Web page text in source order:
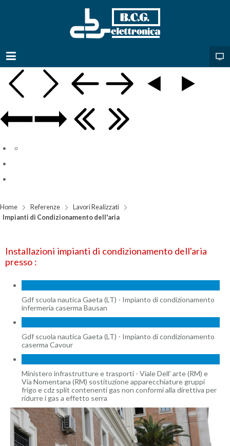
Home Referenze
Lavori Realizzati
Impianti di Condizionamento dell'aria
Installazioni impianti di condizionamento dell'aria
presso :
Gdf scuola nautica Gaeta (LT) - Impianto di condizionamento
infermeria caserma Bausan
Gdf scuola nautica Gaeta (LT) - Impianto di condizionamento
caserma Cavour
Ministero infrastrutture e trasporti - Viale Dell’ arte (RM) e
Via Nomentana (RM) sostituzione apparecchiature gruppi
frigo e cdz split contenenti gas non conformi alla direttiva per
ridurre i gas a effetto serra